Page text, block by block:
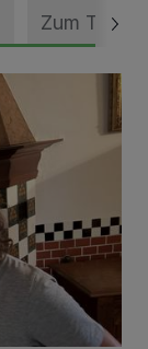
Zum Thema